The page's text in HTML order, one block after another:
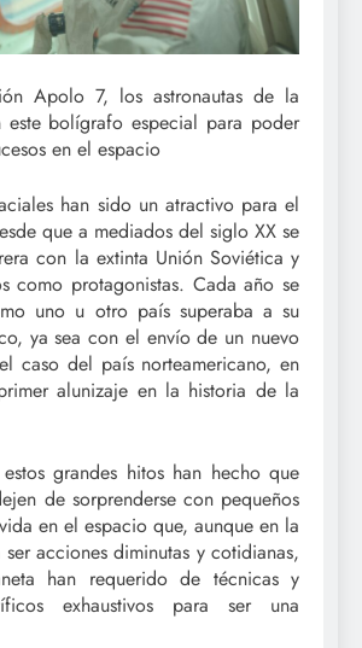
Apolo 7, los astronautas de la
este bolígrafo especial para poder
en el espacio
han sido un atractivo para el
que a mediados del siglo XX se
con la extinta Unión Soviética y
como protagonistas. Cada año se
uno u otro país superaba a su
ya sea con el envío de un nuevo
caso del país norteamericano, en
alunizaje en la historia de la
grandes hitos han hecho que
de sorprenderse con pequeños
en el espacio que, aunque en la
acciones diminutas y cotidianas,
han requerido de técnicas y
exhaustivos para ser una